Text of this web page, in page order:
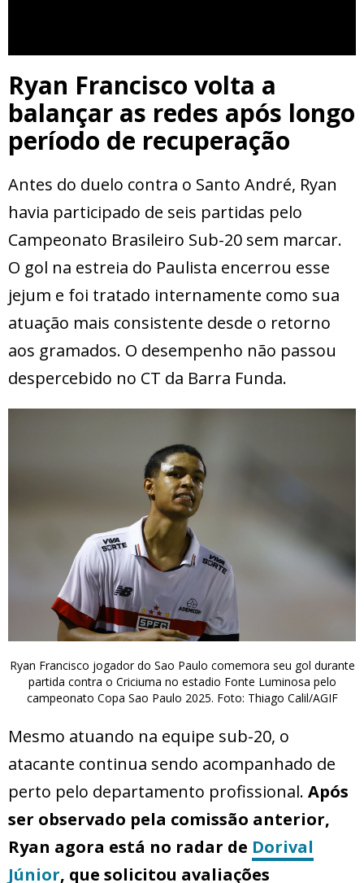
Ryan Francisco volta a
balançar as redes após longo
período de recuperação
Antes do duelo contra o Santo André, Ryan
havia participado de seis partidas pelo
Campeonato Brasileiro Sub-20 sem marcar.
O gol na estreia do Paulista encerrou esse
jejum e foi tratado internamente como sua
atuação mais consistente desde o retorno
aos gramados. O desempenho não passou
despercebido no CT da Barra Funda.
Ryan Francisco jogador do Sao Paulo comemora seu gol durante
partida contra o Criciuma no estadio Fonte Luminosa pelo
campeonato Copa Sao Paulo 2025. Foto: Thiago Calil/AGIF
Mesmo atuando na equipe sub-20, o
atacante continua sendo acompanhado de
perto pelo departamento profissional. Após
ser observado pela comissão anterior,
Ryan agora está no radar de Dorival
Júnior, que solicitou avaliações